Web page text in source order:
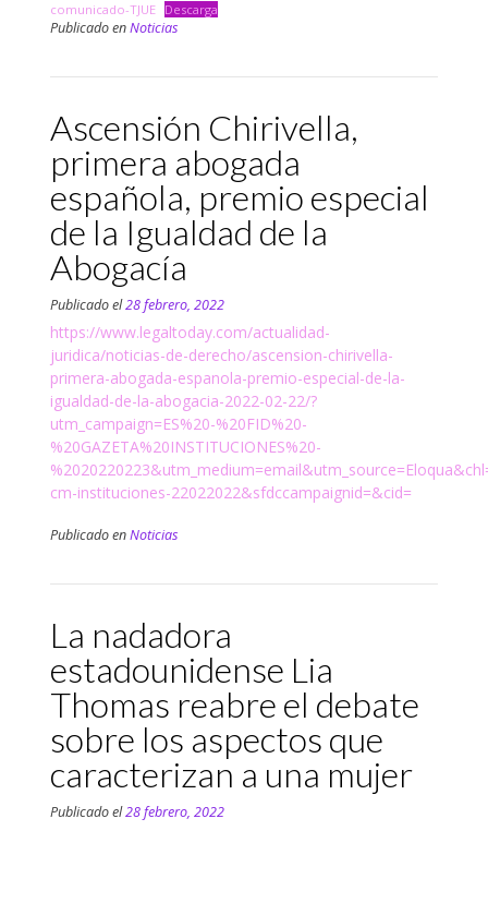
comunicado-TJUE Descarga
Publicado enNoticias
Ascensión Chirivella,
primera abogada
española, premio especial
de la Igualdad de la
Abogacía
Publicado el28 febrero, 2022
https://www.legaltoday.com/actualidad-
juridica/noticias-de-derecho/ascension-chirivella-
primera-abogada-espanola-premio-especial-de-la-
igualdad-de-la-abogacia-2022-02-22/?
utm_campaign=ES%20-%20FID%20-
%20GAZETA%20INSTITUCIONES%20-
cm-instituciones-22022022&sfdccampaignid=&cid=
Publicado enNoticias
La nadadora
estadounidense Lia
Thomas reabre el debate
sobre los aspectos que
caracterizan a una mujer
Publicado el28 febrero, 2022